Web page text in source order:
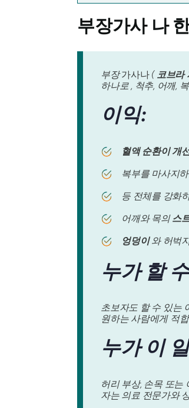
부장가사나
부장가사나( 코브라
하나로 , 척추, 어깨,
이익:
혈액 순환이 개
복부를 마사지
등 전체를 강화
어깨와 목의스
엉덩이와 허벅
누가 할
초보자도 할 수 있는
원하는 사람에게 적
누가 이
허리 부상, 손목 또는
자는 의료 전문가와